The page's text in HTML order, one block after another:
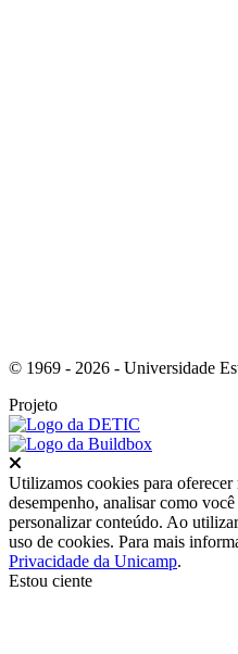
© 1969 - 2026 - Universidade
Projeto
Utilizamos cookies para
desempenho, analisar como
personalizar conteúdo. Ao
uso de cookies. Para mais
Privacidade da Unicamp.
Estou ciente